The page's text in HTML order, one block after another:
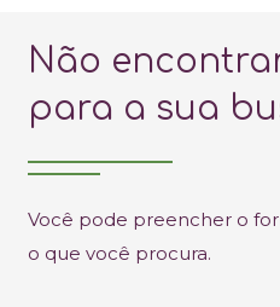
Não
para a sua
Você pode preencher o
o que você procura.